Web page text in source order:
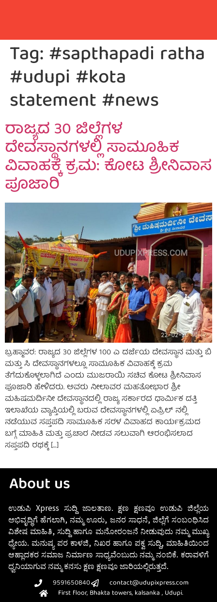
Tag:#sapthapadi ratha
#udupi #kota
statement #news
ರಾಜ್ಯದ 30 ಜಿಲ್ಲೆಗಳ
ದೇವಸ್ಥಾನಗಳಲ್ಲಿ ಸಾಮೂಹಿಕ
ವಿವಾಹಕ್ಕೆ ಕ್ರಮ: ಕೋಟ ಶ್ರೀನಿವಾಸ
ಪೂಜಾರಿ
ಬ್ರಹ್ಮಾವರ: ರಾಜ್ಯದ 30 ಜಿಲ್ಲೆಗಳ 100 ಎ ದರ್ಜೆಯ ದೇವಸ್ಥಾನ ಮತ್ತು ಬಿ
ಮತ್ತು ಸಿ ದೇವಸ್ಥಾನಗಳಲ್ಲೂ ಸಾಮೂಹಿಕ ವಿವಾಹಕ್ಕೆ ಕ್ರಮ
ತೆಗೆದುಕೊಳ್ಳಲಾಗಿದೆ ಎಂದು ಮುಜರಾಯಿ ಸಚಿವ ಕೋಟ ಶ್ರೀನಿವಾಸ
ಪೂಜಾರಿ ಹೇಳಿದರು. ಅವರು ನೀಲಾವರ ಮಹತೋಭಾರ ಶ್ರೀ
ಮಹಿಷಮರ್ದಿನೀ ದೇವಸ್ಥಾನದಲ್ಲಿ ರಾಜ್ಯ ಸರ್ಕಾರದ ಧಾರ್ಮಿಕ ದತ್ತಿ
ಇಲಾಖೆಯ ವ್ಯಾಪ್ತಿಯಲ್ಲಿ ಬರುವ ದೇವಸ್ಥಾನಗಳಲ್ಲಿ ಏಪ್ರಿಲ್ ನಲ್ಲಿ
ನಡೆಯುವ ಸಪ್ತಪದಿ ಸಾಮೂಹಿಕ ಸರಳ ವಿವಾಹದ ಕಾರ್ಯಕ್ರಮದ
ಬಗ್ಗೆ ಮಾಹಿತಿ ಮತ್ತು ಪ್ರಚಾರ ನೀಡವ ಸಲುವಾಗಿ ಆರಂಭಿಸಲಾದ
ಸಪ್ತಪದಿ ರಥಕ್ಕೆ […]
About us
ಉಡುಪಿ Xpress ಸುದ್ದಿ ಜಾಲತಾಣ. ಕ್ಷಣ ಕ್ಷಣವೂ ಉಡುಪಿ ಜಿಲ್ಲೆಯ
ಅಭಿವೃದ್ಧಿಗೆ ಹೆಗಲಾಗಿ, ನಮ್ಮ ಊರು, ಜನರ ಸಾಧನೆ, ಜಿಲ್ಲೆಗೆ ಸಂಬಂಧಿಸಿದ
ವಿಶೇಷ ಮಾಹಿತಿ, ಸುದ್ದಿ ಹಾಗೂ ಮನೋರಂಜನೆ ನೀಡುವುದು ನಮ್ಮ ಮುಖ್ಯ
ಧ್ಯೇಯ. ಮನುಷ್ಯ ಪರ ಕಾಳಜಿ, ನಿಖರ ಹಾಗೂ ಪಕ್ವ ಸುದ್ದಿ, ಮಾಹಿತಿಯಿಂದ
ಆಹ್ಲಾದಕರ ಸಮಾಜ ನಿರ್ಮಾಣ ಸಾಧ್ಯವೆಂಬುದು ನಮ್ಮ ನಂಬಿಕೆ. ಕರಾವಳಿಗೆ
ಧ್ವನಿಯಾಗುವ ನಮ್ಮ ಕನಸು ಕ್ಷಣ ಕ್ಷಣವೂ ಜಾರಿಯಲ್ಲಿರುತ್ತದೆ.
9591650840
contact@udupixpress.com
First floor, Bhakta towers, kalsanka , Udupi.